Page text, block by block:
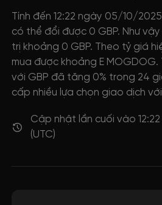
Tính đến 12:22 ngày 05/10/
có thể đổi được 0 GBP. Như
trị khoảng 0 GBP. Theo tỷ giá
mua được khoảng E MOGDOG.
với GBP đã tăng 0% trong 24
cấp nhiều lựa chọn giao dịch với
Cập nhật lần cuối vào
(UTC)